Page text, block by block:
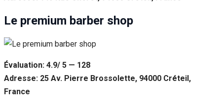
Le premium barber shop
Évaluation: 4.9/ 5 — 128
Adresse: 25 Av. Pierre Brossolette, 94000 Créteil,
France